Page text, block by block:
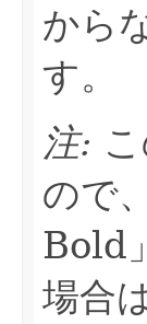
から
す。
注:
ので
Bold
場合